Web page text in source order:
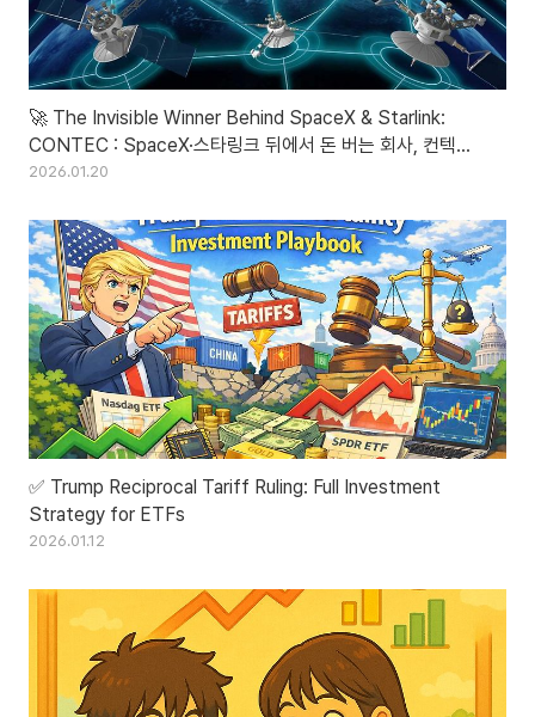
🚀 The Invisible Winner Behind SpaceX & Starlink:
CONTEC : SpaceX·스타링크 뒤에서 돈 버는 회사, 컨텍
(CONTEC)
2026.01.20
✅ Trump Reciprocal Tariff Ruling: Full Investment
Strategy for ETFs
2026.01.12